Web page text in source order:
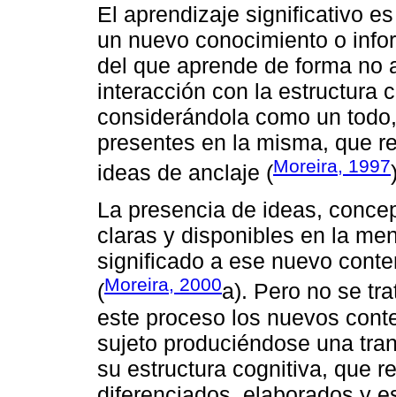
El aprendizaje significativo
un nuevo conocimiento o
del que aprende de forma no
interacción con la estructura
considerándola como un
presentes en la misma, que
ideas de anclaje (Moreira, 1997
La presencia de ideas,
claras y disponibles en la
significado a ese nuevo
(Moreira, 2000a). Pero no se
este proceso los nuevos
sujeto produciéndose una
su estructura cognitiva, que